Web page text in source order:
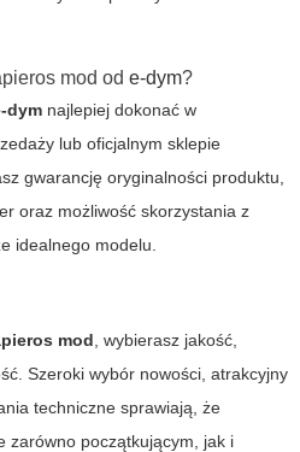
mod od e-dym?
dym najlepiej dokonać w
lub oficjalnym sklepie
gwarancję oryginalności produktu,
oraz możliwość skorzystania z
idealnego modelu.
mod , wybierasz jakość,
Szeroki wybór nowości, atrakcyjny
techniczne sprawiają, że
zarówno początkującym, jak i